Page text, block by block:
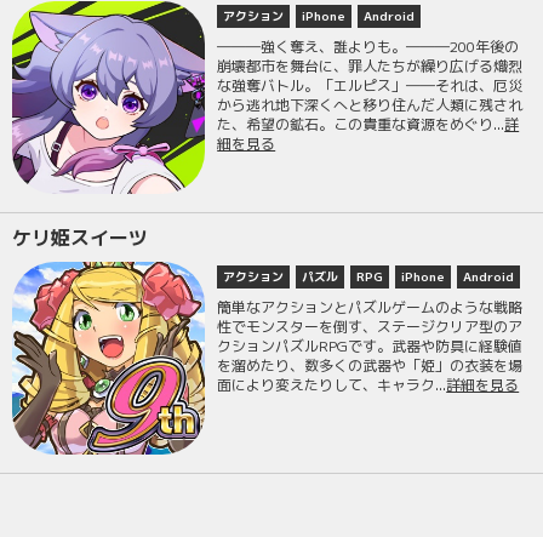
アクション iPhone Android
―――強く奪え、誰よりも。―――200年後の
崩壊都市を舞台に、罪人たちが繰り広げる熾烈
な強奪バトル。「エルピス」――それは、厄災
から逃れ地下深くへと移り住んだ人類に残され
た、希望の鉱石。この貴重な資源をめぐり...詳
細を見る
ケリ姫スイーツ
アクション パズル RPG iPhone Android
簡単なアクションとパズルゲームのような戦略
性でモンスターを倒す、ステージクリア型のア
クションパズルRPGです。武器や防具に経験値
を溜めたり、数多くの武器や「姫」の衣装を場
面により変えたりして、キャラク...詳細を見る